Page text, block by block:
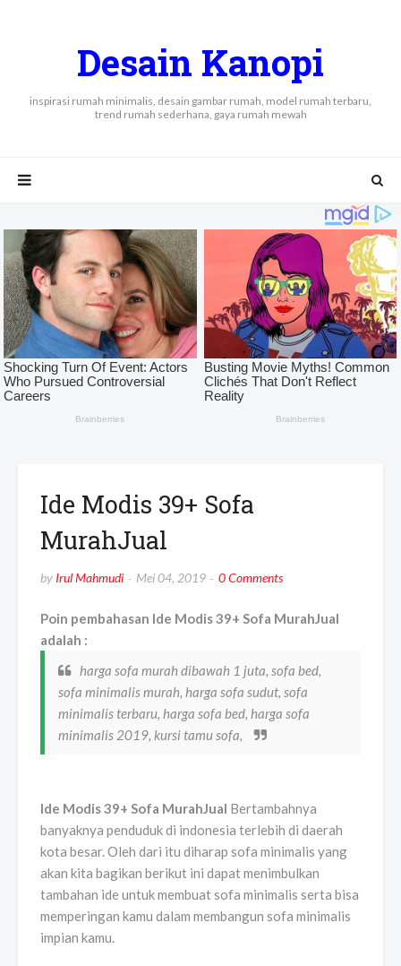
Desain Kanopi
inspirasi rumah minimalis, desain gambar rumah, model rumah terbaru,
trend rumah sederhana, gaya rumah mewah
Ide Modis 39+ Sofa
MurahJual
by Irul Mahmudi Mei 04, 2019 0 Comments
Poin pembahasan Ide Modis 39+ Sofa MurahJual
adalah :
harga sofa murah dibawah 1 juta, sofa bed,
sofa minimalis murah, harga sofa sudut, sofa
minimalis terbaru, harga sofa bed, harga sofa
minimalis 2019, kursi tamu sofa,
Ide Modis 39+ Sofa MurahJual Bertambahnya
banyaknya penduduk di indonesia terlebih di daerah
kota besar. Oleh dari itu diharap sofa minimalis yang
akan kita bagikan berikut ini dapat menimbulkan
tambahan ide untuk membuat sofa minimalis serta bisa
memperingan kamu dalam membangun sofa minimalis
impian kamu.